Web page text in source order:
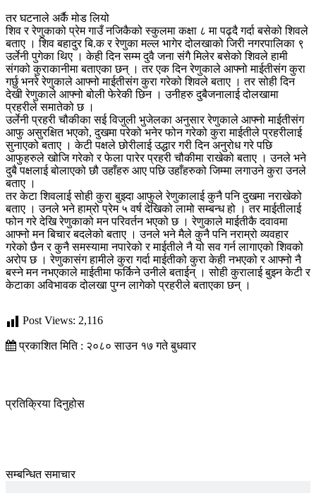
तर घटनाले अर्कै मोड लियो
शिव र रेणुकाको प्रेम गाउँ नजिकैको स्कुलमा कक्षा ८ मा पढ्दै गर्दा बसेको शिवले
बताए । शिव बहादुर बि.क र रेणुका मल्ल भागेर दोलखाको जिरी नगरपालिका ९
उर्लेनी पुगेका थिए । केही दिन सम्म दुवै जना संगै मिलेर बसेको शिवले हामी
संगको कुराकानीमा बताएका छन् । तर एक दिन रेणुकाले आफ्नो माईतीसंग कुरा
गर्छु भनरे रेणुकाले आफ्नो माईतीसंग कुरा गरेको शिवले बताए । तर सोही दिन
देखी रेणुकाले आफ्नो बोली फेरेकी छिन । उनीहरु दुबैजनालाई दोलखामा
प्रहरीले समातेको छ ।
उर्लेनी प्रहरी चौकीका सई विजुली भुजेलका अनुसार रेणुकाले आफ्नो माईतीसंग
आफु असुरक्षित भएको, दुखमा परेको भनेर फोन गरेको कुरा माईतीले प्रहरीलाई
सुनाएको बताए । केटी पक्षले छोरीलाई उद्धार गरी दिन अनुरोध गरे पछि
आफुहरुले खोजि गरेको र फेला पारेर प्रहरी चौकीमा राखेको बताए । उनले भने
दुबै पक्षलाई बोलाएको छौ उहाँहरु आए पछि उहाँहरुको जिम्मा लगाउने कुरा उनले
बताए ।
तर केटा शिवलाई सोही कुरा बुझ्दा आफुले रेणुकालाई कुनै पनि दुखमा नराखेको
बताए । उनले भने हाम्रो प्रेम ५ वर्ष देखिको लामो सम्बन्ध हो । तर माईतीलाई
फोन गरे देखि रेणुकाको मन परिवर्तन भएको छ । रेणुकाले माईतीकै दवावमा
आफ्नो मन बिचार बदलेको बताए । उनले भने मैले कुनै पनि नराम्रो व्यवहार
गरेको छैन र कुनै समस्यामा नपारेको र माईतीले नै यो सव गर्न लागाएको शिवको
अरोप छ । रेणुकासंग हामीले कुरा गर्दा माईतीको कुरा केही नभएको र आफ्नो नै
बस्ने मन नभएकाले माईतीमा फर्किने उनीले बताईन् । सोही कुरालाई बुझ्न केटी र
केटाका अविभावक दोलखा पुग्न लागेको प्रहरीले बताएका छन् ।
Post Views: 2,116
प्रकाशित मिति : २०८० साउन १७ गते बुधवार
प्रतिक्रिया दिनुहोस
सम्बन्धित समाचार